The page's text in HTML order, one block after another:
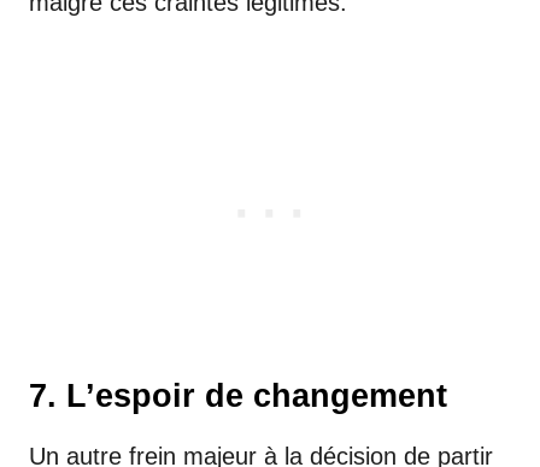
7. L’espoir de changement
Un autre frein majeur à la décision de partir